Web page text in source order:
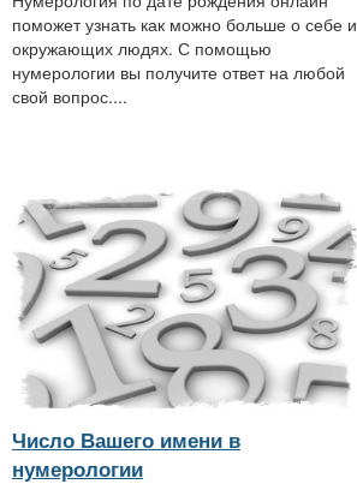
поможет узнать как можно больше о себе и
окружающих людях. С помощью
нумерологии вы получите ответ на любой
свой вопрос....
Число Вашего имени в
нумерологии